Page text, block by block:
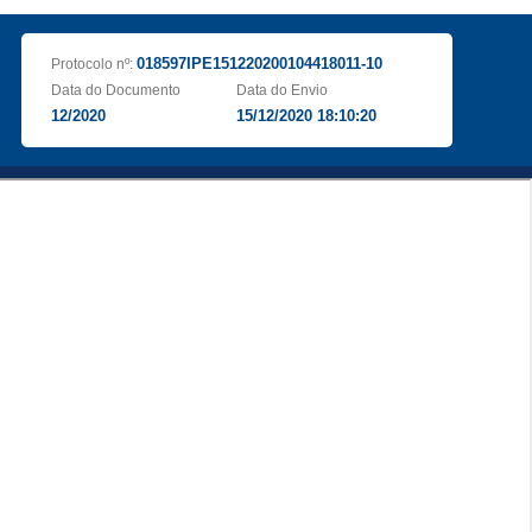
Protocolo nº: 018597IPE151220200104418011-10
Data do Documento
12/2020
Data do Envio
15/12/2020 18:10:20